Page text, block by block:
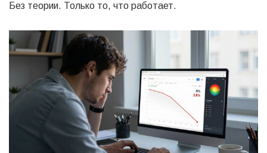
Без теории. Только то, что работает.